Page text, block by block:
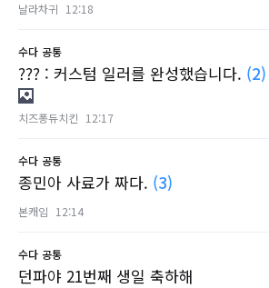
날라차귀 12:18
수다 공통
??? : 커스텀 일러를 완성했습니다. (2)
치즈퐁듀치킨 12:17
수다 공통
종민아 사료가 짜다. (3)
본캐임 12:14
수다 공통
던파야 21번째 생일 축하해